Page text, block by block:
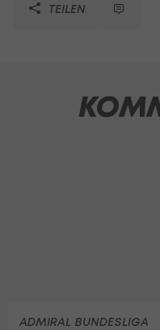
TEILEN
ADMIRAL BUNDESLIGA